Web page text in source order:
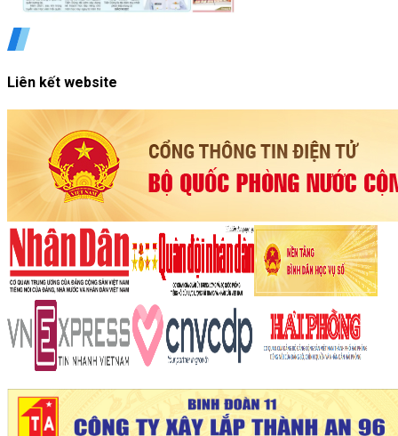
Liên kết website